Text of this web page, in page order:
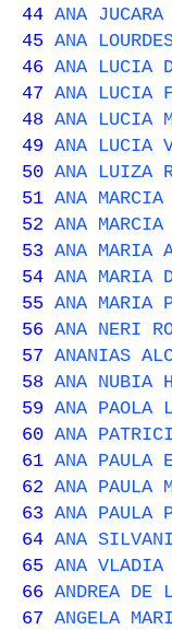
44 ANA JUCARA
45 ANA
46 ANA LUCIA
47 ANA LUCIA
48 ANA LUCIA
49 ANA LUCIA
50 ANA LUIZA
51 ANA MARCIA
52 ANA
53 ANA MARIA
54 ANA MARIA
55 ANA MARIA
56 ANA NERI
57 ANANIAS
58 ANA NUBIA
59 ANA PAOLA
60 ANA
61 ANA PAULA
62 ANA PAULA
63 ANA PAULA
64 ANA
65 ANA VLADIA
66 ANDREA DE
67 ANGELA